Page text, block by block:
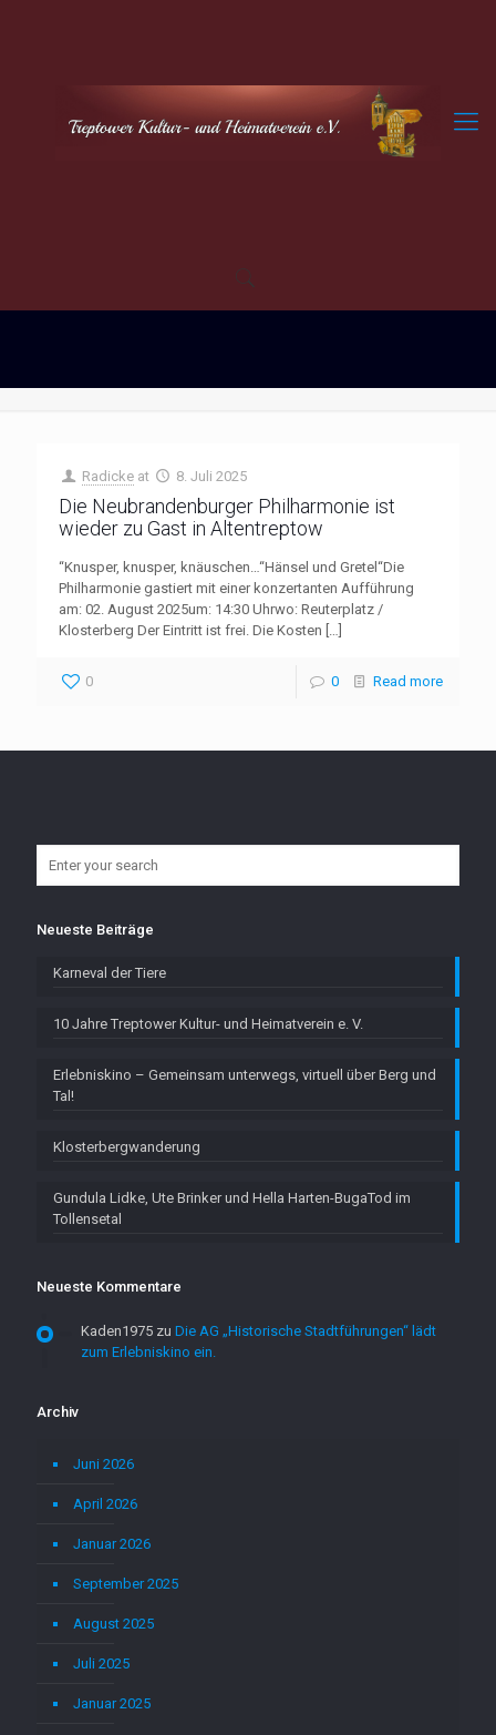
Radicke at 8. Juli 2025
Die Neubrandenburger Philharmonie ist
wieder zu Gast in Altentreptow
“Knusper, knusper, knäuschen…“Hänsel und Gretel“Die
Philharmonie gastiert mit einer konzertanten Aufführung
am: 02. August 2025um: 14:30 Uhrwo: Reuterplatz /
Klosterberg Der Eintritt ist frei. Die Kosten […]
0 0 Read more
Neueste Beiträge
Karneval der Tiere
10 Jahre Treptower Kultur- und Heimatverein e. V.
Erlebniskino – Gemeinsam unterwegs, virtuell über Berg und
Tal!
Klosterbergwanderung
Gundula Lidke, Ute Brinker und Hella Harten-BugaTod im
Tollensetal
Neueste Kommentare
Kaden1975 zu Die AG „Historische Stadtführungen“ lädt
zum Erlebniskino ein.
Archiv
Juni 2026
April 2026
Januar 2026
September 2025
August 2025
Juli 2025
Januar 2025